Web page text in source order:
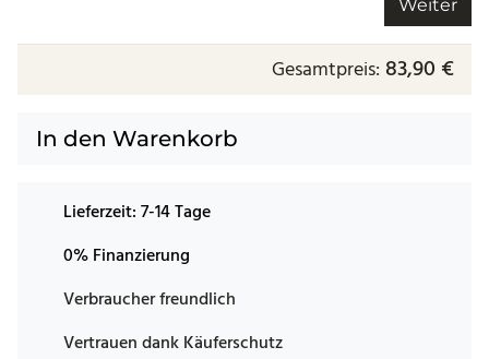
Weiter
Gesamtpreis: 83,90 €
In den Warenkorb
Lieferzeit:7-14 Tage
0% Finanzierung
Verbraucher freundlich
Vertrauen dank Käuferschutz